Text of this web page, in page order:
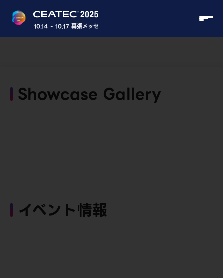
10.14 - 10.17 幕張メッセ
Showcase Gallery
イベント情報